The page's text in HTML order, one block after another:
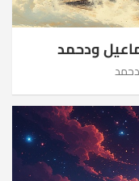
ودحمد